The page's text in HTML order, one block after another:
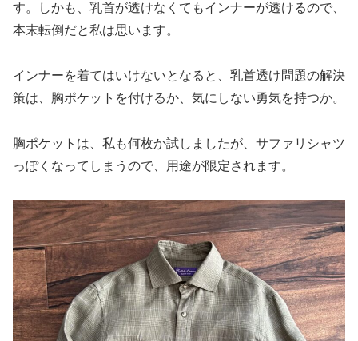
す。しかも、乳首が透けなくてもインナーが透けるので、
本末転倒だと私は思います。
インナーを着てはいけないとなると、乳首透け問題の解決
策は、胸ポケットを付けるか、気にしない勇気を持つか。
胸ポケットは、私も何枚か試しましたが、サファリシャツ
っぽくなってしまうので、用途が限定されます。